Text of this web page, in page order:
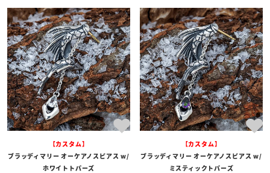
【カスタム】
ブラッディマリー オーケアノスピアス w/
ホワイトトパーズ
【カスタム】
ブラッディマリー オーケアノスピアス w/
ミスティックトパーズ